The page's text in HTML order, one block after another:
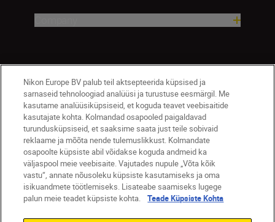
Eesti Nikon Sites
Contact Us Privacy Notice
Terms of Use
Cookie Notice
Cookie Settings
© 2026 Nikon
Nikon Europe BV palub teil aktsepteerida küpsised ja
sarnaseid tehnoloogiad analüüsi ja turustuse eesmärgil. Me
kasutame analüüsiküpsiseid, et koguda teavet veebisaitide
kasutajate kohta. Kolmandad osapooled paigaldavad
turundusküpsiseid, et saaksime saata just teile sobivaid
reklaame ja mõõta nende tulemuslikkust. Kolmandate
osapoolte küpsiste abil võidakse koguda andmeid ka
väljaspool meie veebisaite. Vajutades nupule „Võta kõik
vastu“, annate nõusoleku küpsiste kasutamiseks ja oma
isikuandmete töötlemiseks. Lisateabe saamiseks lugege
palun meie teadet küpsiste kohta.
Teade Küpsiste Kohta